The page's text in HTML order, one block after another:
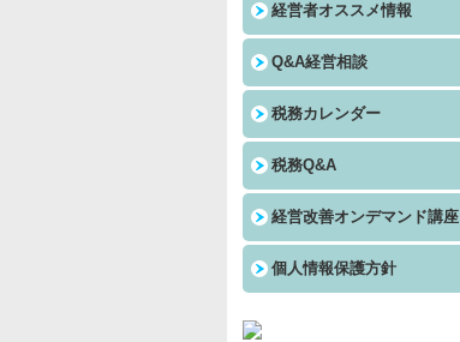
経営者オススメ情報
Q&A経営相談
税務カレンダー
税務Q&A
経営改善オンデマンド講座
個人情報保護方針